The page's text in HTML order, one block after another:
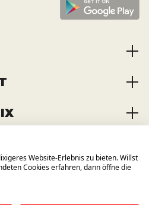
AUF ANDERE
Website-Erlebnis zu bieten. Willst
Cookies erfahren, dann öffne die